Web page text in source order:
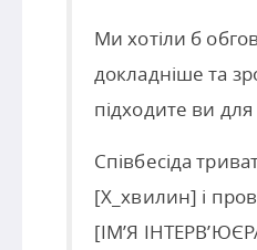
Ми хотіли б
докладніше та
підходите ви
Співбесіда
[X_хвилин] і
[ІМ’Я